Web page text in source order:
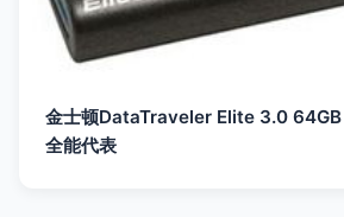
金士顿DataTraveler Elite 3.0 64GB
全能代表